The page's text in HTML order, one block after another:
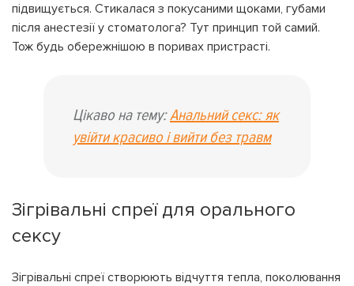
підвищується. Стикалася з покусаними щоками, губами
після анестезії у стоматолога? Тут принцип той самий.
Тож будь обережнішою в поривах пристрасті.
Цікаво на тему:Анальний секс: як
увійти красиво і вийти без травм
Зігрівальні спреї для орального
сексу
Зігрівальні спреї створюють відчуття тепла, поколювання